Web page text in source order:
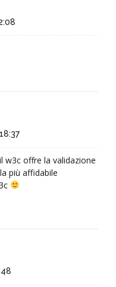
w3c offre la validazione
più affidabile